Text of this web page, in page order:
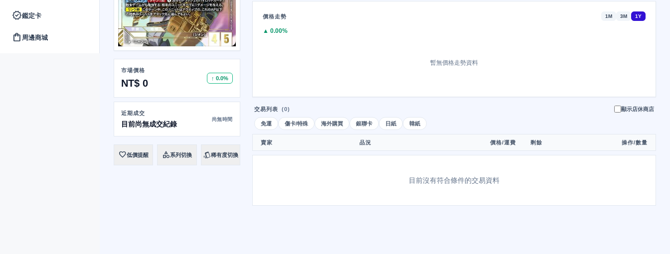
verified鑑定卡
shopping_bag 周邊商城
市場價格
NT$ 0 ↑ 0.0%
近期成交
目前尚無成交紀錄
尚無時間
favorite低價提醒 category系列切換 style稀有度切換
價格走勢 1M 3M 1Y
▲ 0.00%
暫無價格走勢資料
交易列表 (0) 顯示店休商店
免運 傷卡/特殊 海外購買 銀聯卡 日紙 韓紙
賣家 品況 價格/運費 剩餘 操作/數量
目前沒有符合條件的交易資料